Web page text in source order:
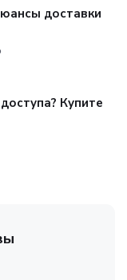
доставки
Купите